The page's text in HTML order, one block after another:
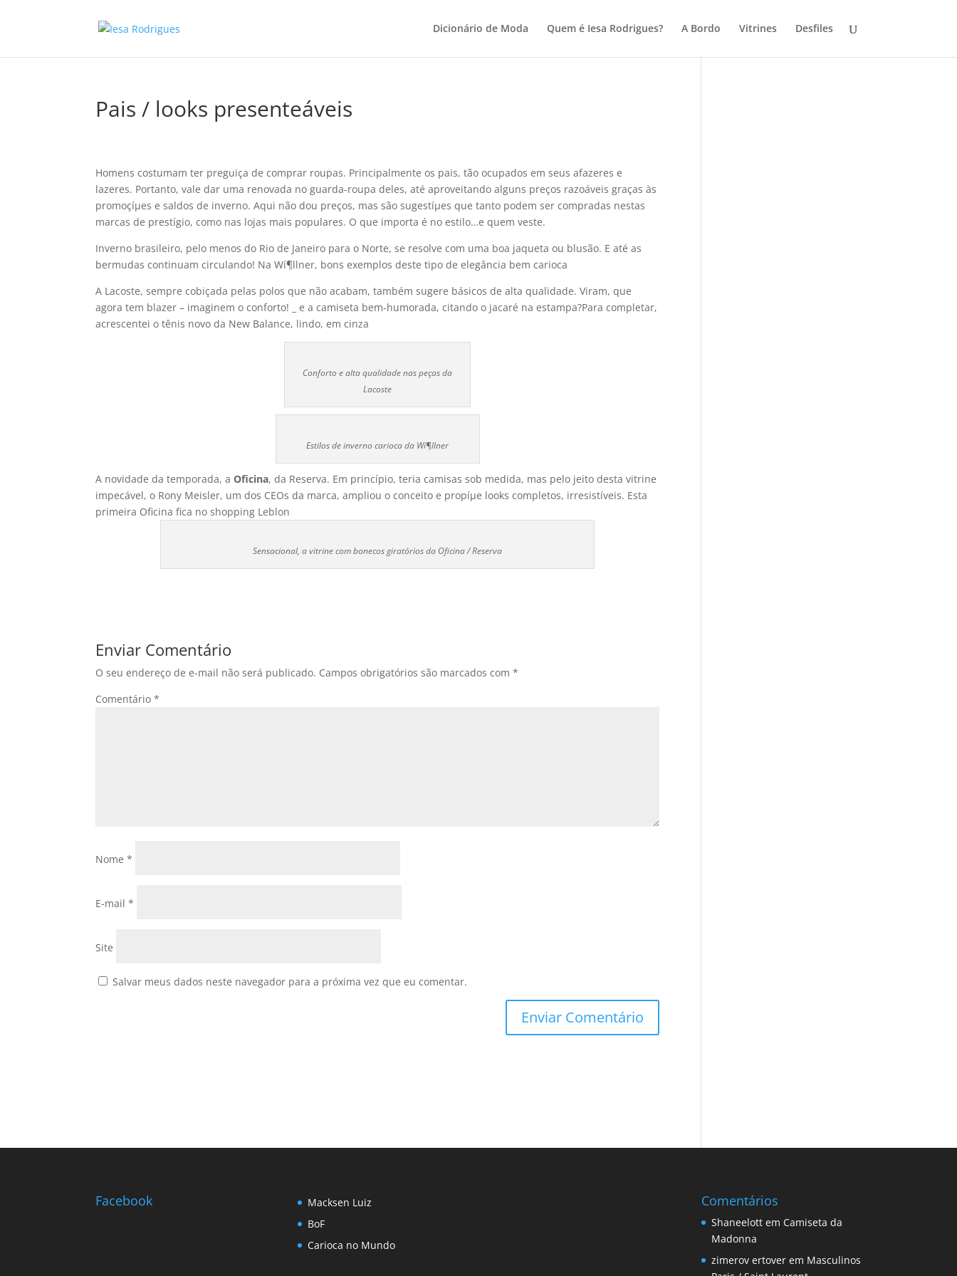
Dicionário de Moda Quem é Iesa Rodrigues? A Bordo Vitrines Desfiles
Pais / looks presenteáveis
Homens costumam ter preguiça de comprar roupas. Principalmente os pais, tão ocupados em seus afazeres e
lazeres. Portanto, vale dar uma renovada no guarda-roupa deles, até aproveitando alguns preços razoáveis graças às
promoçíµes e saldos de inverno. Aqui não dou preços, mas são sugestíµes que tanto podem ser compradas nestas
marcas de prestí­gio, como nas lojas mais populares. O que importa é no estilo…e quem veste.
Inverno brasileiro, pelo menos do Rio de Janeiro para o Norte, se resolve com uma boa jaqueta ou blusão. E até as
bermudas continuam circulando! Na Wí¶llner, bons exemplos deste tipo de elegância bem carioca
A Lacoste, sempre cobiçada pelas polos que não acabam, também sugere básicos de alta qualidade. Viram, que
agora tem blazer – imaginem o conforto! _ e a camiseta bem-humorada, citando o jacaré na estampa?Para completar,
acrescentei o tênis novo da New Balance, lindo, em cinza
Conforto e alta qualidade nas peças da
Lacoste
Estilos de inverno carioca da Wí¶llner
A novidade da temporada, aOficina, da Reserva. Em princí­pio, teria camisas sob medida, mas pelo jeito desta vitrine
impecável, o Rony Meisler, um dos CEOs da marca, ampliou o conceito e propíµe looks completos, irresistí­veis. Esta
primeira Oficina fica no shopping Leblon
Sensacional, a vitrine com bonecos giratórios da Oficina / Reserva
Enviar Comentário
O seu endereço de e-mail não será publicado. Campos obrigatórios são marcados com*
Comentário*
Nome*
E-mail*
Site
Salvar meus dados neste navegador para a próxima vez que eu comentar.
Facebook
Macksen Luiz
BoF
Carioca no Mundo
Comentários
Shaneelott em Camiseta da
Madonna
zimerov ertover em Masculinos